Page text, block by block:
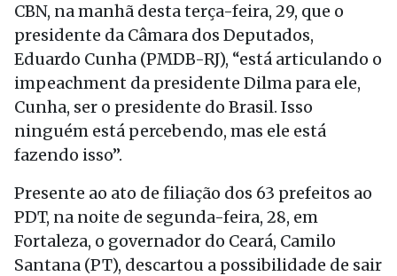
CBN, na manhã desta terça-feira, 29, que o
presidente da Câmara dos Deputados,
Eduardo Cunha (PMDB-RJ), “está articulando o
impeachment da presidente Dilma para ele,
Cunha, ser o presidente do Brasil. Isso
ninguém está percebendo, mas ele está
fazendo isso”.
Presente ao ato de filiação dos 63 prefeitos ao
PDT, na noite de segunda-feira, 28, em
Fortaleza, o governador do Ceará, Camilo
Santana (PT), descartou a possibilidade de sair